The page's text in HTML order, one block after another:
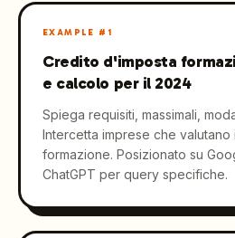
EXAMPLE # 1
Credito d'imposta
e calcolo per il 2024
Spiega requisiti, massimali,
Intercetta imprese che valutano
formazione. Posizionato su
ChatGPT per query specifiche.